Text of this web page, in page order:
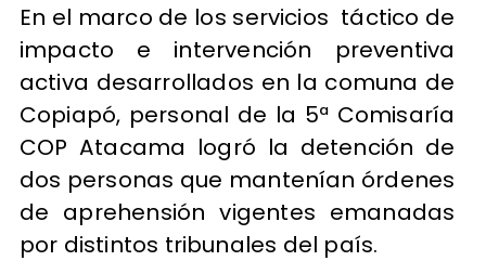
En el marco de los servicios táctico de
impacto e intervención preventiva
activa desarrollados en la comuna de
Copiapó, personal de la 5ª Comisaría
COP Atacama logró la detención de
dos personas que mantenían órdenes
de aprehensión vigentes emanadas
por distintos tribunales del país.